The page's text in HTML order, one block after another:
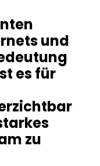
und
es für
zu